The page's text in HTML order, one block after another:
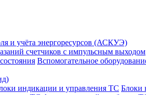
и учёта энергоресурсов (АСКУЭ)
счетчиков с импульсным выходом
Вспомогательное
индикации и управления ТС Блоки